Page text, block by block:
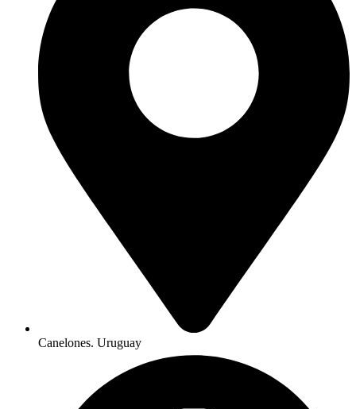
Canelones. Uruguay